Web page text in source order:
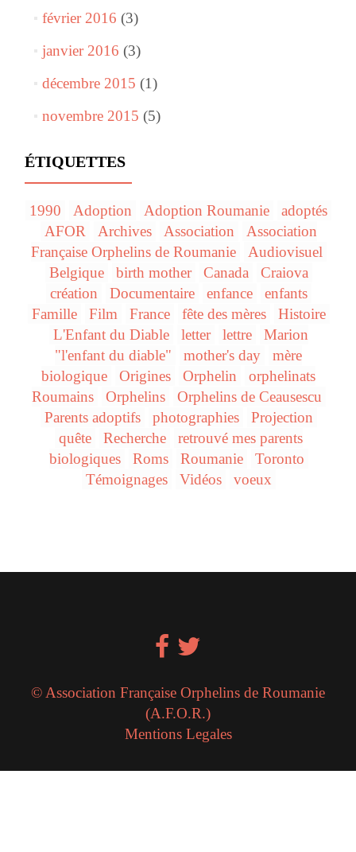
février 2016 (3)
janvier 2016 (3)
décembre 2015 (1)
novembre 2015 (5)
ÉTIQUETTES
1990 Adoption Adoption Roumanie
adoptés
AFOR
Archives Association
Association
Française Orphelins de Roumanie
Audiovisuel
Belgique
birth mother Canada
Craiova
création
Documentaire enfance
enfants
Famille
Film France fête des mères
Histoire
L'Enfant du Diable
letter lettre
Marion
"l'enfant du diable"
mother's day
mère
biologique
Origines Orphelin
orphelinats
Roumains
Orphelins
Orphelins de Ceausescu
Parents adoptifs
photographies
Projection
quête
Recherche
retrouvé mes parents
biologiques
Roms Roumanie
Toronto
Témoignages
Vidéos voeux
© Association Française Orphelins de Roumanie
(A.F.O.R.)
Mentions Legales